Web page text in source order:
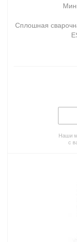
Сплошная
Наши
с